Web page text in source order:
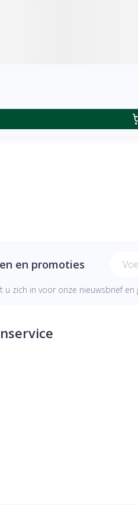
en promoties
u zich in voor onze nieuwsbrief